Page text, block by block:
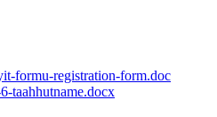
formu-registration-form.doc
taahhutname.docx